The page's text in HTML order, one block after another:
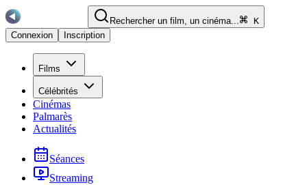
Rechercher un film, un cinéma...
K
Connexion
Inscription
Films
Célébrités
Cinémas
Palmarès
Actualités
Séances
Streaming